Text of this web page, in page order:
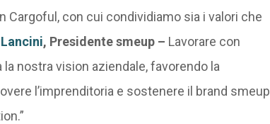
con cui condividiamo sia i valori che
, Presidente smeup – Lavorare con
nostra vision aziendale, favorendo la
l’imprenditoria e sostenere il brand smeup